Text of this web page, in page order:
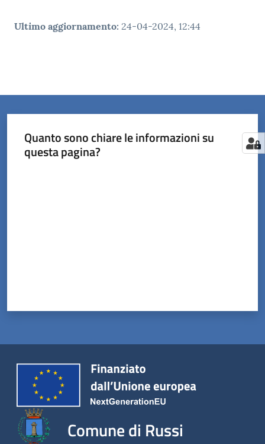
Ultimo aggiornamento: 24-04-2024, 12:44
Quanto sono chiare le informazioni su
questa pagina?
Comune di Russi